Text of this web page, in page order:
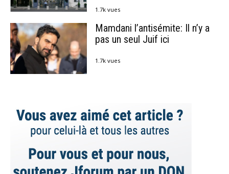
1.7k vues
Mamdani l’antisémite: Il n’y a
pas un seul Juif ici
1.7k vues